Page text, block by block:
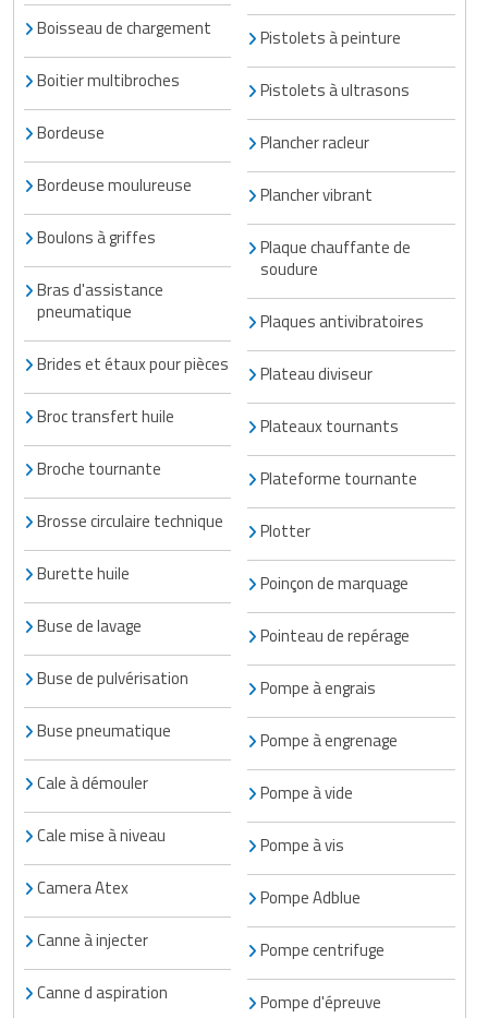
Boisseau de chargement
Boitier multibroches
Bordeuse
Bordeuse moulureuse
Boulons à griffes
Bras d'assistance
pneumatique
Brides et étaux pour pièces
Broc transfert huile
Broche tournante
Brosse circulaire technique
Burette huile
Buse de lavage
Buse de pulvérisation
Buse pneumatique
Cale à démouler
Cale mise à niveau
Camera Atex
Canne à injecter
Canne d aspiration
Pistolets à peinture
Pistolets à ultrasons
Plancher racleur
Plancher vibrant
Plaque chauffante de
soudure
Plaques antivibratoires
Plateau diviseur
Plateaux tournants
Plateforme tournante
Plotter
Poinçon de marquage
Pointeau de repérage
Pompe à engrais
Pompe à engrenage
Pompe à vide
Pompe à vis
Pompe Adblue
Pompe centrifuge
Pompe d'épreuve